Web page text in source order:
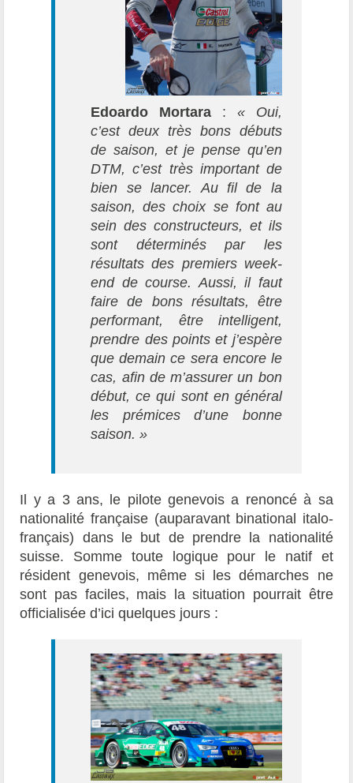
Edoardo Mortara : « Oui,
c’est deux très bons débuts
de saison, et je pense qu’en
DTM, c’est très important de
bien se lancer. Au fil de la
saison, des choix se font au
sein des constructeurs, et ils
sont déterminés par les
résultats des premiers week-
end de course. Aussi, il faut
faire de bons résultats, être
performant, être intelligent,
prendre des points et j’espère
que demain ce sera encore le
cas, afin de m’assurer un bon
début, ce qui sont en général
les prémices d’une bonne
saison. »
Il y a 3 ans, le pilote genevois a renoncé à sa
nationalité française (auparavant binational italo-
français) dans le but de prendre la nationalité
suisse. Somme toute logique pour le natif et
résident genevois, même si les démarches ne
sont pas faciles, mais la situation pourrait être
officialisée d’ici quelques jours :